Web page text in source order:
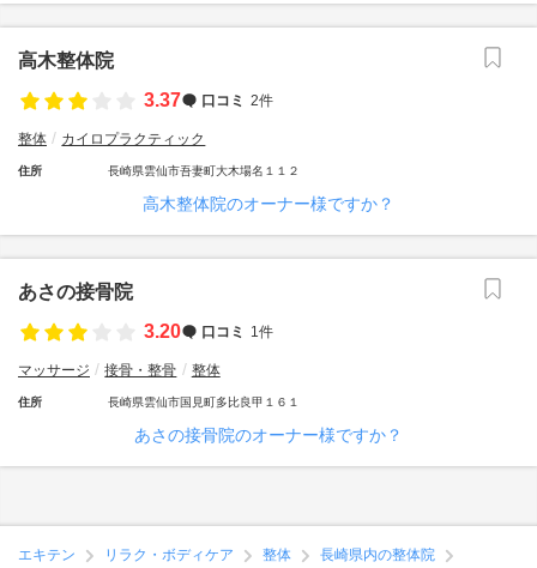
高木整体院
3.37
口コミ 2件
整体 カイロプラクティック
住所 長崎県雲仙市吾妻町大木場名１１２
高木整体院のオーナー様ですか？
あさの接骨院
3.20
口コミ 1件
マッサージ 接骨・整骨 整体
住所 長崎県雲仙市国見町多比良甲１６１
あさの接骨院のオーナー様ですか？
エキテン リラク・ボディケア 整体
長崎県内の整体院